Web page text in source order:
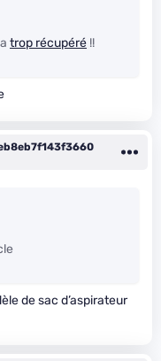
trop récupéré !!
de sac d’aspirateur